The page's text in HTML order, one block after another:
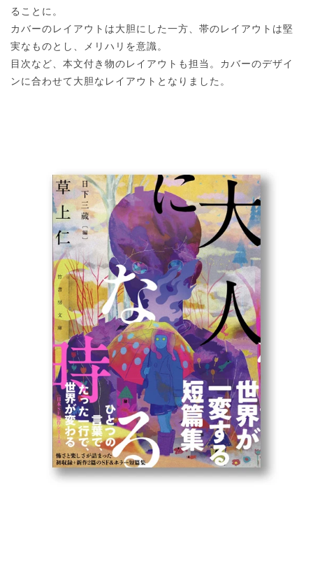
ることに。
カバーのレイアウトは大胆にした一方、帯のレイアウトは堅
実なものとし、メリハリを意識。
目次など、本文付き物のレイアウトも担当。カバーのデザイ
ンに合わせて大胆なレイアウトとなりました。